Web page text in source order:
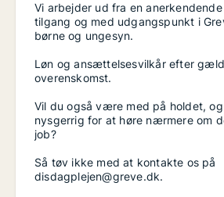
Vi arbejder ud fra en
tilgang og med udgangspunkt i
børne og ungesyn.
Løn og ansættelsesvilkår efter
overenskomst.
Vil du også være med på holdet,
nysgerrig for at høre nærmere om
job?
Så tøv ikke med at kontakte os på
disdagplejen@greve.dk.